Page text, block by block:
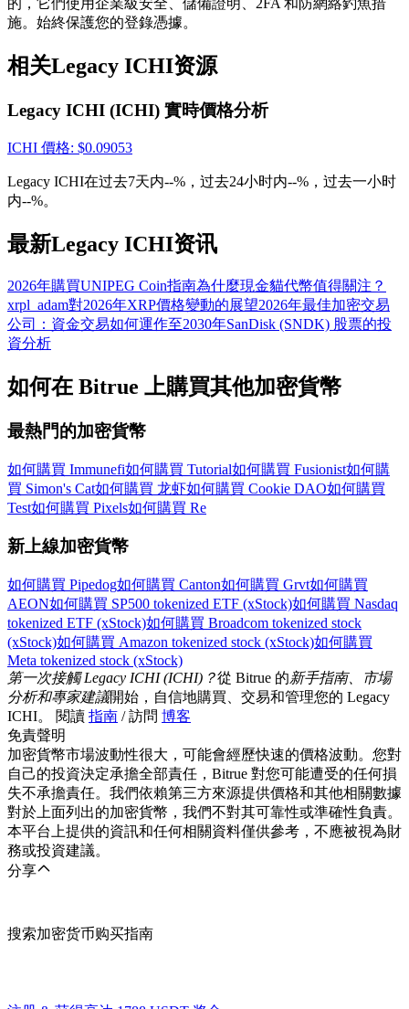
貴金屬財富季 · 交易巔峰賽
USDT活期理財、無鎖定期
新用戶專享 BTC 6.5% APR
BTC 活期理財、無鎖定期
更多活動
贏得獎品與專屬獎勵
施。始終保護您的登錄憑據。
相关Legacy ICHI资源
Legacy ICHI (ICHI) 實時價格分析
ICHI 價格: $0.09053
Legacy ICHI在过去7天内--%，过去24小时内--%，过去一小时
内--%。
最新Legacy ICHI资讯
2026年購買UNIPEG Coin指南為什麼現金貓代幣值得關注？
xrpl_adam對2026年XRP價格變動的展望2026年最佳加密交易
公司：資金交易如何運作至2030年SanDisk (SNDK) 股票的投
資分析
如何在 Bitrue 上購買其他加密貨幣
最熱門的加密貨幣
如何購買 Immunefi如何購買 Tutorial如何購買 Fusionist如何購
買 Simon's Cat如何購買 龙虾如何購買 Cookie DAO如何購買
Test如何購買 Pixels如何購買 Re
新上線加密貨幣
如何購買 Pipedog如何購買 Canton如何購買 Grvt如何購買
AEON如何購買 SP500 tokenized ETF (xStock)如何購買 Nasdaq
tokenized ETF (xStock)如何購買 Broadcom tokenized stock
(xStock)如何購買 Amazon tokenized stock (xStock)如何購買
Meta tokenized stock (xStock)
第一次接觸 Legacy ICHI (ICHI)？從 Bitrue 的新手指南、市場
分析和專家建議開始，自信地購買、交易和管理您的 Legacy
ICHI。 閱讀 指南 / 訪問 博客
免責聲明
加密貨幣市場波動性很大，可能會經歷快速的價格波動。您對
自己的投資決定承擔全部責任，Bitrue 對您可能遭受的任何損
失不承擔責任。我們依賴第三方來源提供價格和其他相關數據
對於上面列出的加密貨幣，我們不對其可靠性或準確性負責。
本平台上提供的資訊和任何相關資料僅供參考，不應被視為財
務或投資建議。
分享
搜索加密货币购买指南